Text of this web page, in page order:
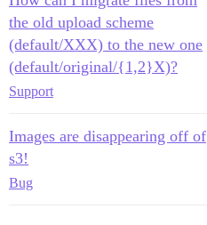
the old upload scheme
(default/XXX) to the new one
(default/original/{1,2}X)?
Support
Images are disappearing off of
s3!
Bug